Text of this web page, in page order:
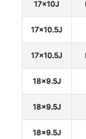
17x10J
17x10.5J
17x10.5J
18x9.5J
18x9.5J
18x9.5J